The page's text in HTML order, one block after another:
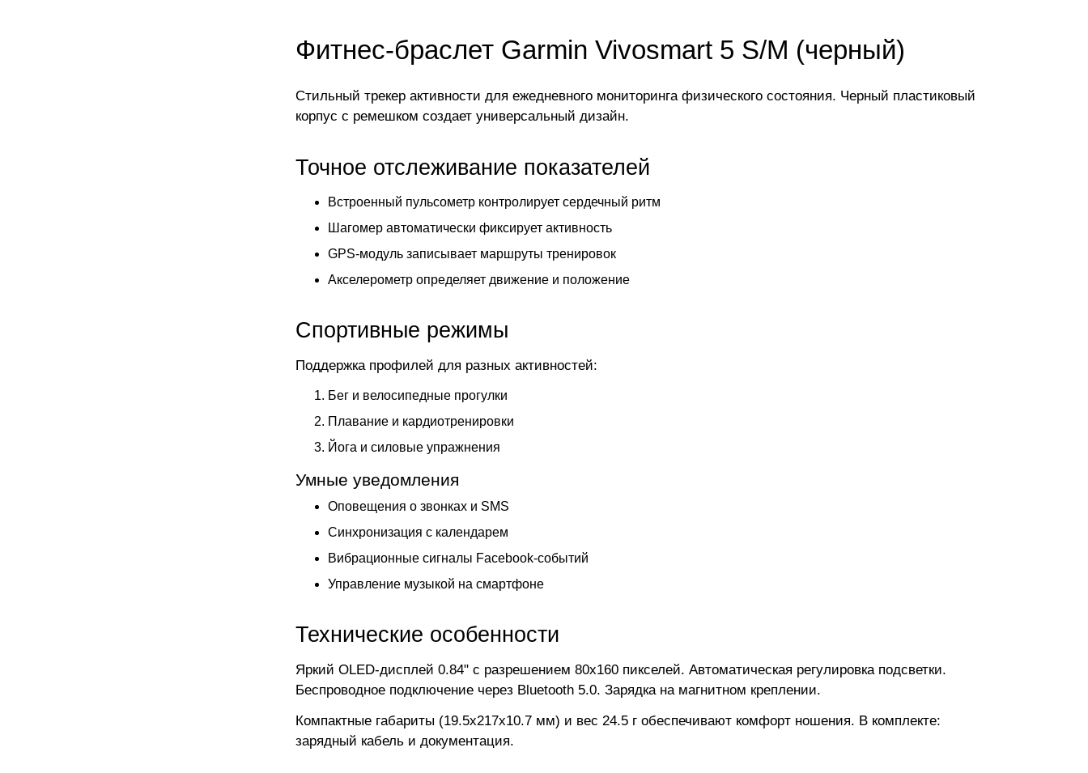
Фитнес-браслет Garmin Vivosmart 5 S/M (черный)
Стильный трекер активности для ежедневного мониторинга физического состояния. Черный пластиковый
корпус с ремешком создает универсальный дизайн.
Точное отслеживание показателей
Встроенный пульсометр контролирует сердечный ритм
Шагомер автоматически фиксирует активность
GPS-модуль записывает маршруты тренировок
Акселерометр определяет движение и положение
Спортивные режимы
Поддержка профилей для разных активностей:
Бег и велосипедные прогулки
Плавание и кардиотренировки
Йога и силовые упражнения
Умные уведомления
Оповещения о звонках и SMS
Синхронизация с календарем
Вибрационные сигналы Facebook-событий
Управление музыкой на смартфоне
Технические особенности
Яркий OLED-дисплей 0.84" с разрешением 80x160 пикселей. Автоматическая регулировка подсветки.
Беспроводное подключение через Bluetooth 5.0. Зарядка на магнитном креплении.
Компактные габариты (19.5x217x10.7 мм) и вес 24.5 г обеспечивают комфорт ношения. В комплекте:
зарядный кабель и документация.